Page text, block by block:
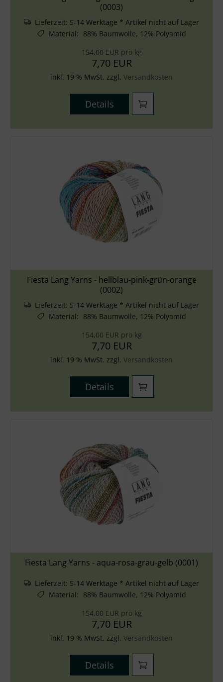
(0003)
Lieferzeit: 5-14 Werktage * Artikel nicht auf Lager
Material: 88% Baumwolle, 12% Polyamid
154,00 EUR pro kg
7,70 EUR
inkl. 19 % MwSt. zzgl. Versandkosten
Details
Fiesta Lang Yarns - hellblau-pink-grün-orange
(0002)
Lieferzeit: 5-14 Werktage * Artikel nicht auf Lager
Material: 88% Baumwolle, 12% Polyamid
154,00 EUR pro kg
7,70 EUR
inkl. 19 % MwSt. zzgl. Versandkosten
Details
Fiesta Lang Yarns - aqua-rosa-grau-gelb (0001)
Lieferzeit: 5-14 Werktage * Artikel nicht auf Lager
Material: 88% Baumwolle, 12% Polyamid
154,00 EUR pro kg
7,70 EUR
inkl. 19 % MwSt. zzgl. Versandkosten
Details